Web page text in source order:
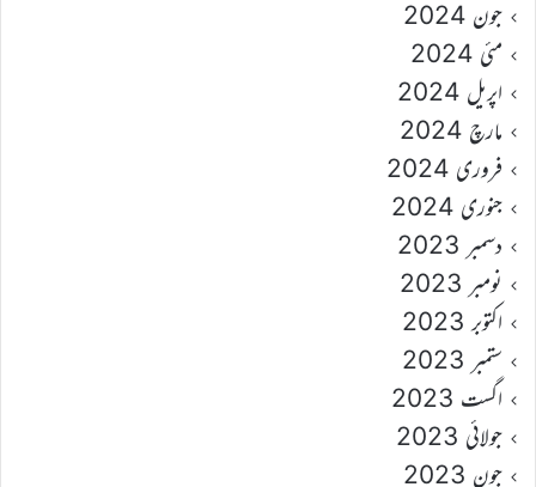
جون 2024
مئی 2024
اپریل 2024
مارچ 2024
فروری 2024
جنوری 2024
دسمبر 2023
نومبر 2023
اکتوبر 2023
ستمبر 2023
اگست 2023
جولائی 2023
جون 2023